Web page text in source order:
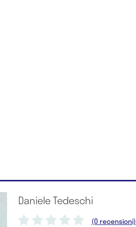
Daniele Tedeschi
(0 recensioni)